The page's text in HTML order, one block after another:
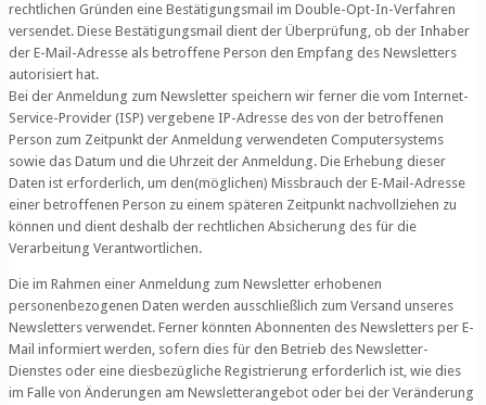
rechtlichen Gründen eine Bestätigungsmail im Double-Opt-In-Verfahren
versendet. Diese Bestätigungsmail dient der Überprüfung, ob der Inhaber
der E-Mail-Adresse als betroffene Person den Empfang des Newsletters
autorisiert hat.
Bei der Anmeldung zum Newsletter speichern wir ferner die vom Internet-
Service-Provider (ISP) vergebene IP-Adresse des von der betroffenen
Person zum Zeitpunkt der Anmeldung verwendeten Computersystems
sowie das Datum und die Uhrzeit der Anmeldung. Die Erhebung dieser
Daten ist erforderlich, um den(möglichen) Missbrauch der E-Mail-Adresse
einer betroffenen Person zu einem späteren Zeitpunkt nachvollziehen zu
können und dient deshalb der rechtlichen Absicherung des für die
Verarbeitung Verantwortlichen.
Die im Rahmen einer Anmeldung zum Newsletter erhobenen
personenbezogenen Daten werden ausschließlich zum Versand unseres
Newsletters verwendet. Ferner könnten Abonnenten des Newsletters per E-
Mail informiert werden, sofern dies für den Betrieb des Newsletter-
Dienstes oder eine diesbezügliche Registrierung erforderlich ist, wie dies
im Falle von Änderungen am Newsletterangebot oder bei der Veränderung